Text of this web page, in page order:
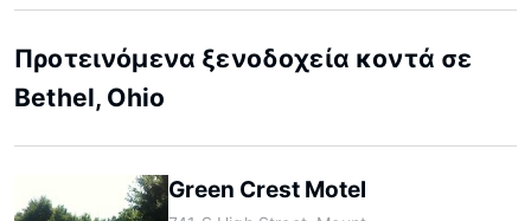
Προτεινόμενα ξενοδοχεία κοντά σε
Bethel, Ohio
Green Crest Motel